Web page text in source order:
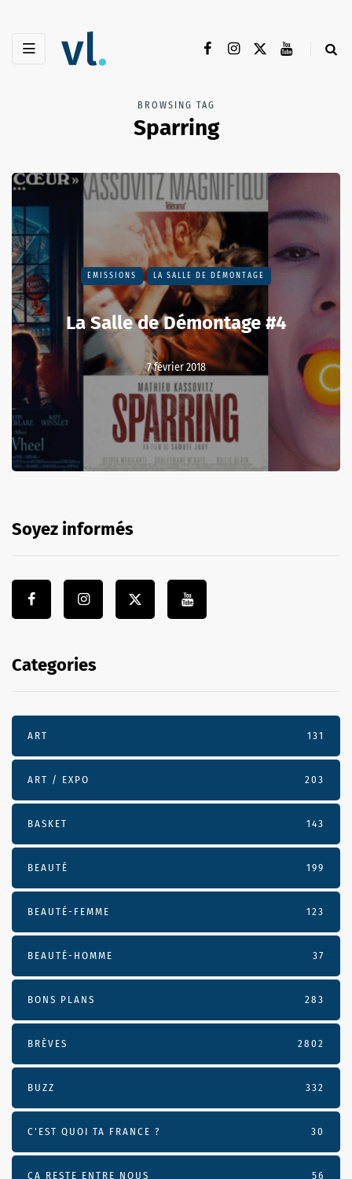
BROWSING TAG
Sparring
EMISSIONS LA SALLE DE DÉMONTAGE
La Salle de Démontage #4
7 février 2018
Soyez informés
Categories
ART 131
ART / EXPO 203
BASKET 143
BEAUTÉ 199
BEAUTÉ-FEMME 123
BEAUTÉ-HOMME 37
BONS PLANS 283
BRÈVES 2802
BUZZ 332
C'EST QUOI TA FRANCE ? 30
CA RESTE ENTRE NOUS 56